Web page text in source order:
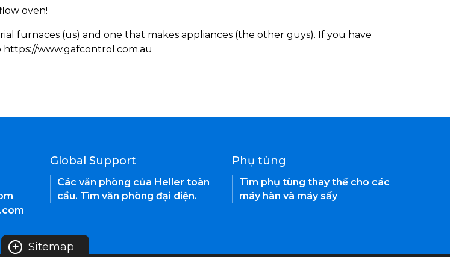
oven!
furnaces (us) and one that makes appliances (the other guys). If you have
www.gafcontrol.com.au
Global Support
Các văn phòng của Heller toàn
cầu. Tìm văn phòng đại diện.
Phụ tùng
Tìm phụ tùng thay thế cho các
máy hàn và máy sấy
+ Sitemap